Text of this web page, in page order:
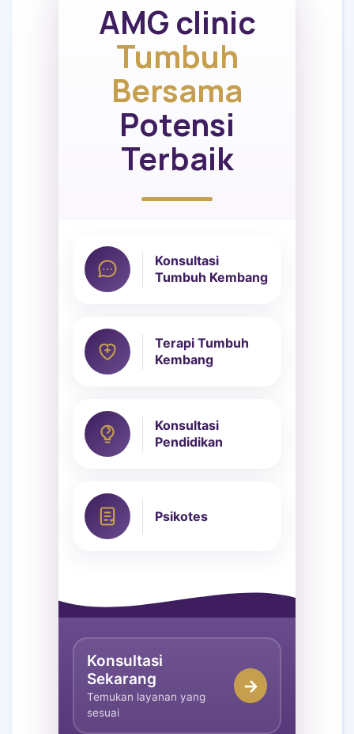
AMG clinic
Tumbuh
Bersama
Potensi
Terbaik
Konsultasi
Tumbuh Kembang
Terapi Tumbuh
Kembang
Konsultasi
Pendidikan
Psikotes
Konsultasi
Sekarang
Temukan layanan yang
sesuai
→